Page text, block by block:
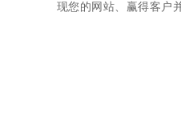
现您的网站、赢得客户